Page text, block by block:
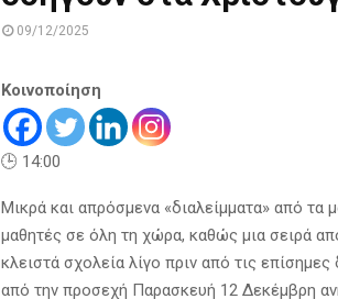
09/12/2025
Κοινοποίηση
🕒 14:00
Μικρά και απρόσμενα «διαλείμματα» από τα
μαθητές σε όλη τη χώρα, καθώς μια σειρά
κλειστά σχολεία λίγο πριν από τις
από την προσεχή Παρασκευή 12 Δεκέμβρη